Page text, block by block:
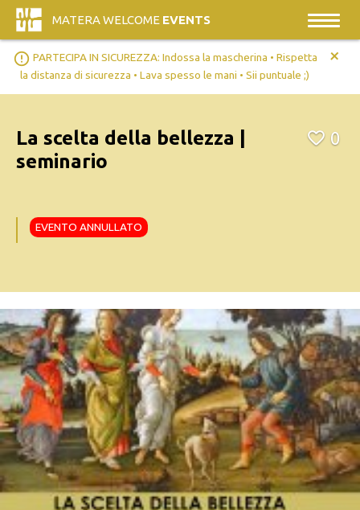
MATERA WELCOME EVENTS
error_outline PARTECIPA IN SICUREZZA: Indossa la mascherina • Rispetta
la distanza di sicurezza • Lava spesso le mani • Sii puntuale ;)
+
La scelta della bellezza |
seminario
0
EVENTO ANNULLATO